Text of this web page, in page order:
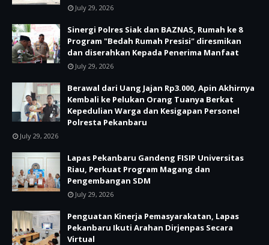
July 29, 2026
Sinergi Polres Siak dan BAZNAS, Rumah ke 8
Program "Bedah Rumah Presisi" diresmikan
dan diserahkan Kepada Penerima Manfaat
July 29, 2026
Berawal dari Uang Jajan Rp3.000, Apin Akhirnya
Kembali ke Pelukan Orang Tuanya Berkat
Kepedulian Warga dan Kesigapan Personel
Polresta Pekanbaru
July 29, 2026
Lapas Pekanbaru Gandeng FISIP Universitas
Riau, Perkuat Program Magang dan
Pengembangan SDM
July 29, 2026
Penguatan Kinerja Pemasyarakatan, Lapas
Pekanbaru Ikuti Arahan Dirjenpas Secara
Virtual